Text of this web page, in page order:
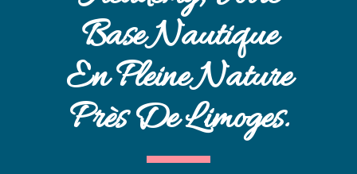
Base Nautique
En Pleine Nature
Près De Limoges.